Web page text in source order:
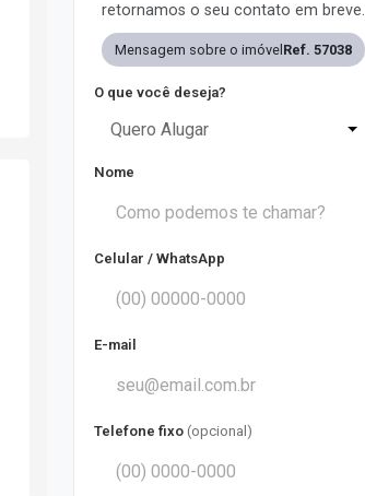
retornamos o seu contato em breve.
Mensagem sobre o imóvel Ref. 57038
O que você deseja?
Quero Alugar
Nome
Celular / WhatsApp
E-mail
Telefone fixo (opcional)